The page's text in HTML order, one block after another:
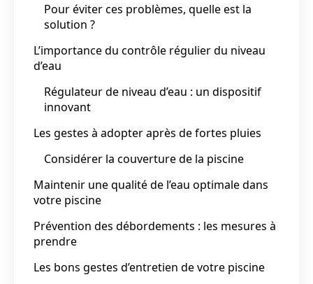
Pour éviter ces problèmes, quelle est la
solution ?
L’importance du contrôle régulier du niveau
d’eau
Régulateur de niveau d’eau : un dispositif
innovant
Les gestes à adopter après de fortes pluies
Considérer la couverture de la piscine
Maintenir une qualité de l’eau optimale dans
votre piscine
Prévention des débordements : les mesures à
prendre
Les bons gestes d’entretien de votre piscine